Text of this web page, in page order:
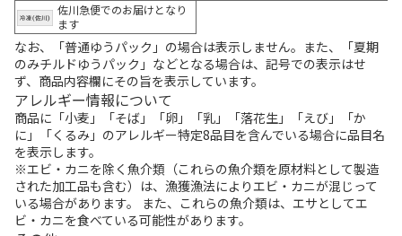
佐川急便でのお届けとなり
ます
なお、「普通ゆうパック」の場合は表示しません。また、「夏期
のみチルドゆうパック」などとなる場合は、記号での表示はせ
ず、商品内容欄にその旨を表示しています。
アレルギー情報について
商品に「小麦」「そば」「卵」「乳」「落花生」「えび」「か
に」「くるみ」のアレルギー特定8品目を含んでいる場合に品目名
を表示します。
※エビ・カニを除く魚介類（これらの魚介類を原材料として製造
された加工品も含む）は、漁獲漁法によりエビ・カニが混じって
いる場合があります。 また、これらの魚介類は、エサとしてエ
ビ・カニを食べている可能性があります。